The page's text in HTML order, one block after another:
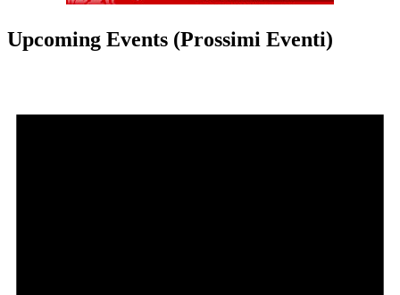
Upcoming Events (Prossimi Eventi)